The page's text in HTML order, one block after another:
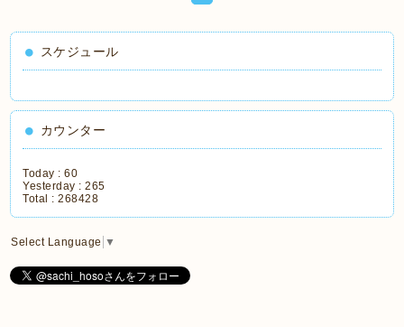
スケジュール
カウンター
Today :60
Yesterday :265
Total :268428
Select Language ▼